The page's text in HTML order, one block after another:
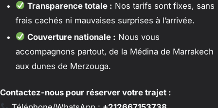
Transparence totale : Nos tarifs sont fixes, sans
frais cachés ni mauvaises surprises à l’arrivée.
Couverture nationale : Nous vous
accompagnons partout, de la Médina de Marrakech
aux dunes de Merzouga.
Contactez-nous pour réserver votre trajet :